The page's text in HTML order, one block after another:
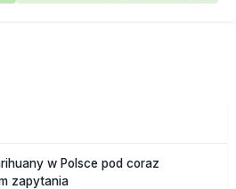
w Polsce pod coraz
zapytania